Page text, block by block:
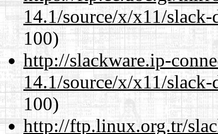
14.1/source/x/x11/
100)
http://slackware.ip-
14.1/source/x/x11/
100)
http://ftp.linux.org.tr/